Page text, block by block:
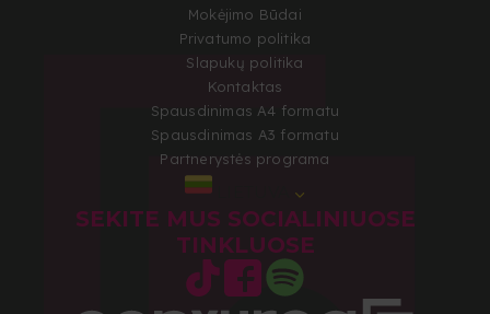
Mokėjimo Būdai
Privatumo politika
Slapukų politika
Kontaktas
Spausdinimas A4 formatu
Spausdinimas A3 formatu
Partnerystės programa
SEKITE MUS SOCIALINIUOSE
TINKLUOSE